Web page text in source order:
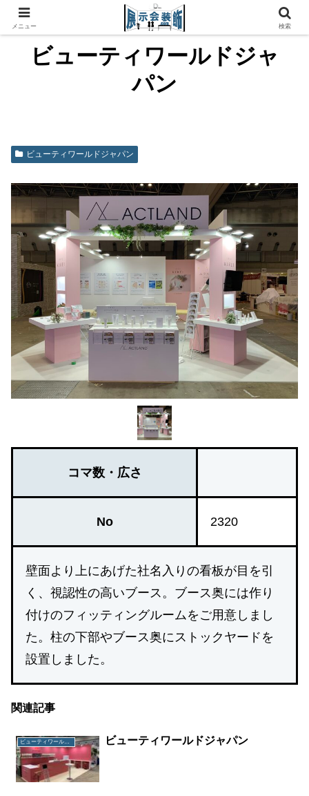
ビューティワールドジャ
パン
ビューティワールドジャパン
コマ数・広さ
No 2320
壁面より上にあげた社名入りの看板が目を引
く、視認性の高いブース。ブース奥には作り
付けのフィッティングルームをご用意しまし
た。柱の下部やブース奥にストックヤードを
設置しました。
関連記事
ビューティワールドジャパン ビューティワールドジャパン
メニュー 検索